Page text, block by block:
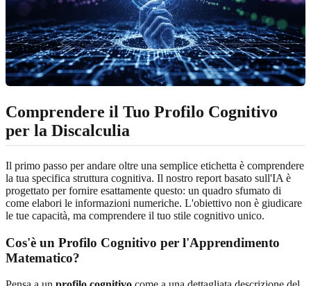
Comprendere il Tuo Profilo Cognitivo
per la Discalculia
Il primo passo per andare oltre una semplice etichetta è comprendere
la tua specifica struttura cognitiva. Il nostro report basato sull'IA è
progettato per fornire esattamente questo: un quadro sfumato di
come elabori le informazioni numeriche. L'obiettivo non è giudicare
le tue capacità, ma comprendere il tuo stile cognitivo unico.
Cos'è un Profilo Cognitivo per l'Apprendimento
Matematico?